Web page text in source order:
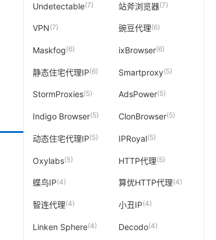
Undetectable(7) 站斧浏览器(7)
VPN(7) 豌豆代理(6)
Maskfog(6) ixBrowser(6)
静态住宅代理IP(6) Smartproxy(5)
StormProxies(5) AdsPower(5)
Indigo Browser(5) ClonBrowser(5)
动态住宅代理IP(5) IPRoyal(5)
Oxylabs(5) HTTP代理(5)
蝶鸟IP(4) 算优HTTP代理(4)
智连代理(4) 小丑IP(4)
Linken Sphere(4) Decodo(4)